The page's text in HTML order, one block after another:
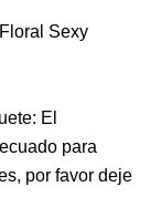
Sexy
El
para
por favor deje